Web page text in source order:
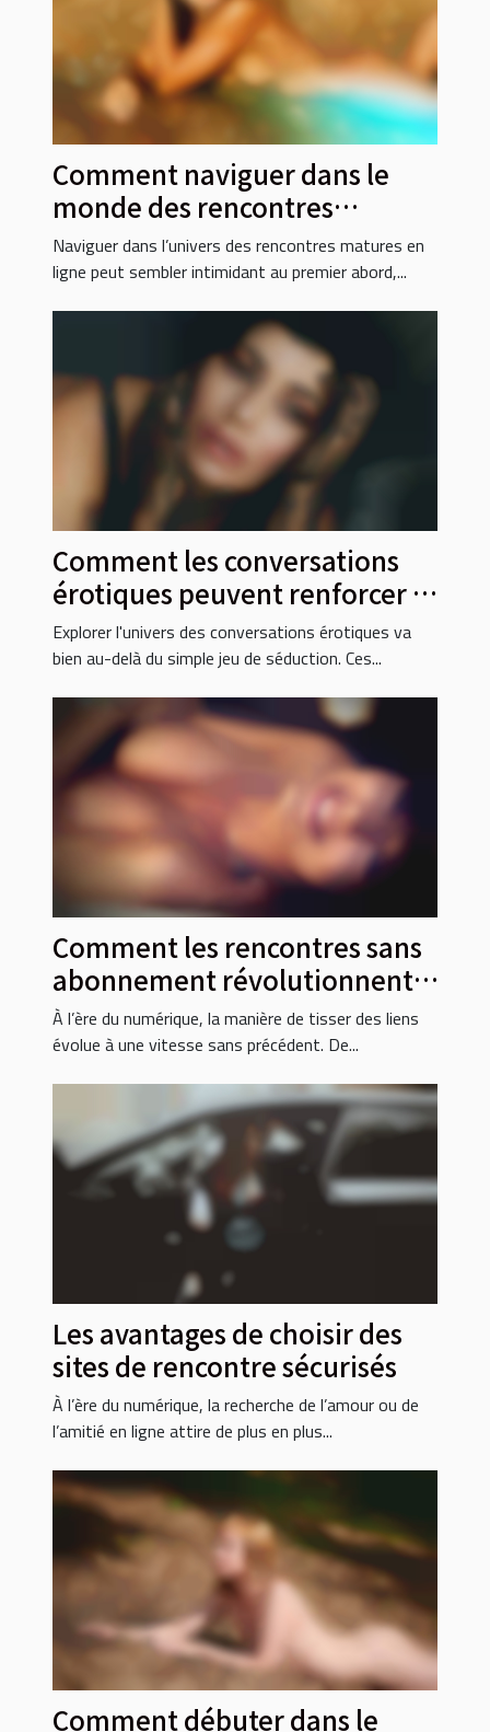
Comment naviguer dans le
monde des rencontres
matures en ligne ?
Naviguer dans l’univers des rencontres matures en
ligne peut sembler intimidant au premier abord,...
Comment les conversations
érotiques peuvent renforcer la
confiance en soi ?
Explorer l'univers des conversations érotiques va
bien au-delà du simple jeu de séduction. Ces...
Comment les rencontres sans
abonnement révolutionnent-
elles la socialisation ?
À l’ère du numérique, la manière de tisser des liens
évolue à une vitesse sans précédent. De...
Les avantages de choisir des
sites de rencontre sécurisés
À l’ère du numérique, la recherche de l’amour ou de
l’amitié en ligne attire de plus en plus...
Comment débuter dans le